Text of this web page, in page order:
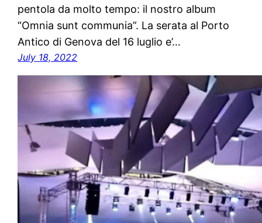
pentola da molto tempo: il nostro album
“Omnia sunt communia”. La serata al Porto
Antico di Genova del 16 luglio e’…
July 18, 2022